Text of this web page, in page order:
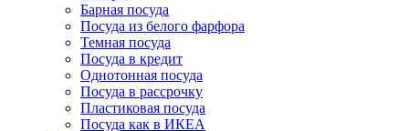
Барная посуда
Посуда из белого фарфора
Темная посуда
Посуда в кредит
Однотонная посуда
Посуда в рассрочку
Пластиковая посуда
Посуда как в ИКЕА